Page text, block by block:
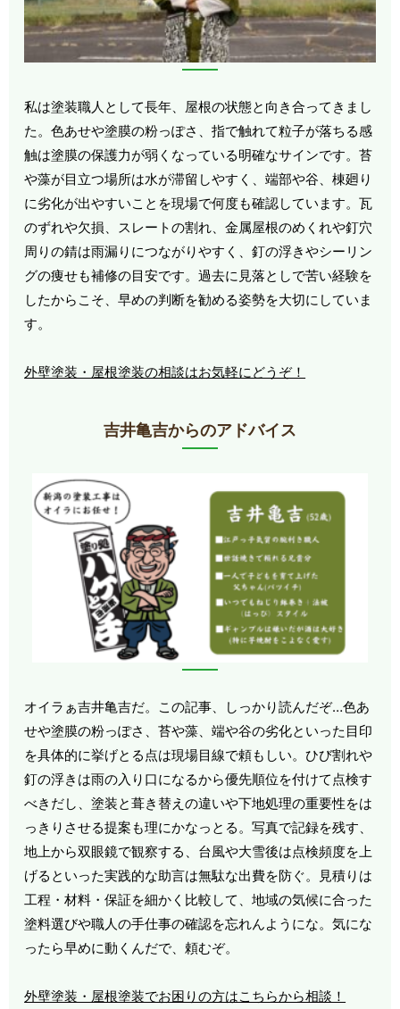
私は塗装職人として長年、屋根の状態と向き合ってきまし
た。色あせや塗膜の粉っぽさ、指で触れて粒子が落ちる感
触は塗膜の保護力が弱くなっている明確なサインです。苔
や藻が目立つ場所は水が滞留しやすく、端部や谷、棟廻り
に劣化が出やすいことを現場で何度も確認しています。瓦
のずれや欠損、スレートの割れ、金属屋根のめくれや釘穴
周りの錆は雨漏りにつながりやすく、釘の浮きやシーリン
グの痩せも補修の目安です。過去に見落としで苦い経験を
したからこそ、早めの判断を勧める姿勢を大切にしていま
す。
外壁塗装・屋根塗装の相談はお気軽にどうぞ！
吉井亀吉からのアドバイス
オイラぁ吉井亀吉だ。この記事、しっかり読んだぞ…色あ
せや塗膜の粉っぽさ、苔や藻、端や谷の劣化といった目印
を具体的に挙げとる点は現場目線で頼もしい。ひび割れや
釘の浮きは雨の入り口になるから優先順位を付けて点検す
べきだし、塗装と葺き替えの違いや下地処理の重要性をは
っきりさせる提案も理にかなっとる。写真で記録を残す、
地上から双眼鏡で観察する、台風や大雪後は点検頻度を上
げるといった実践的な助言は無駄な出費を防ぐ。見積りは
工程・材料・保証を細かく比較して、地域の気候に合った
塗料選びや職人の手仕事の確認を忘れんようにな。気にな
ったら早めに動くんだで、頼むぞ。
外壁塗装・屋根塗装でお困りの方はこちらから相談！